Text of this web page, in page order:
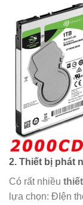
2. Thiết bị phát
Có rất nhiều
lựa chọn: ĐIện